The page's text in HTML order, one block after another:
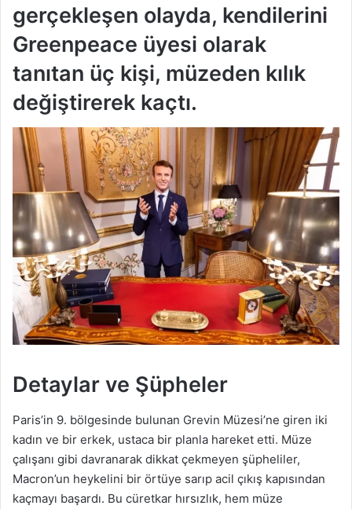
gerçekleşen olayda, kendilerini
Greenpeace üyesi olarak
tanıtan üç kişi, müzeden kılık
değiştirerek kaçtı.
Detaylar ve Şüpheler
Paris’in 9. bölgesinde bulunan Grevin Müzesi’ne giren iki
kadın ve bir erkek, ustaca bir planla hareket etti. Müze
çalışanı gibi davranarak dikkat çekmeyen şüpheliler,
Macron’un heykelini bir örtüye sarıp acil çıkış kapısından
kaçmayı başardı. Bu cüretkar hırsızlık, hem müze